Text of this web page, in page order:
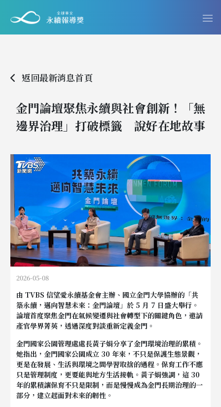
返回最新消息首頁
金門論壇聚焦永續與社會創新！「無
邊界治理」打破標籤 說好在地故事
2026-05-08
由 TVBS 信望愛永續基金會主辦、國立金門大學協辦的「共
築永續，邁向智慧未來：金門論壇」於 5 月 7 日盛大舉行。
論壇首度聚焦金門在氣候變遷與社會轉型下的關鍵角色，邀請
產官學界菁英，透過深度對談重新定義金門。
金門國家公園管理處處長黃子娟分享了金門環境治理的累積。
她指出，金門國家公園成立 30 年來，不只是保護生態景觀，
更是在發展、生活與環境之間學習取捨的過程。保育工作不應
只是管理制度，更要能與地方生活接軌。黃子娟強調，這 30
年的累積讓保育不只是限制，而是慢慢成為金門長期治理的一
部分，建立起面對未來的韌性 。